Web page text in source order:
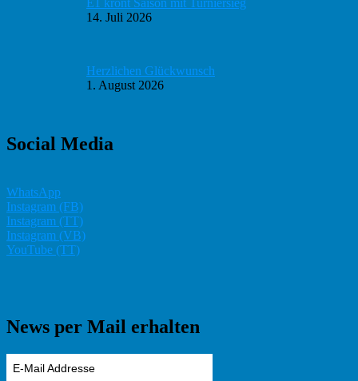
E1 krönt Saison mit Turniersieg
14. Juli 2026
Herzlichen Glückwunsch
1. August 2026
Social Media
WhatsApp
Instagram (FB)
Instagram (TT)
Instagram (VB)
YouTube (TT)
News per Mail erhalten
E-Mail Addresse